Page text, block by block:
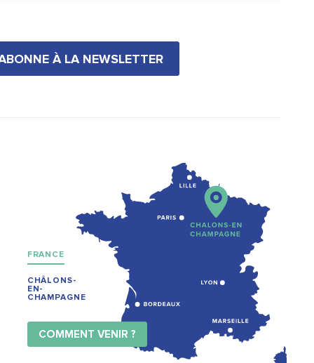
À LA NEWSLETTER
FRANCE
CHÂLONS-
EN-
CHAMPAGNE
COMMENT VENIR ?